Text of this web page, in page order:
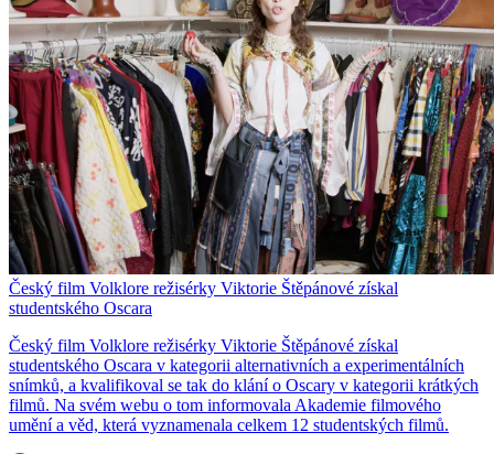
Český film Volklore režisérky Viktorie Štěpánové získal
studentského Oscara
Český film Volklore režisérky Viktorie Štěpánové získal
studentského Oscara v kategorii alternativních a experimentálních
snímků, a kvalifikoval se tak do klání o Oscary v kategorii krátkých
filmů. Na svém webu o tom informovala Akademie filmového
umění a věd, která vyznamenala celkem 12 studentských filmů.